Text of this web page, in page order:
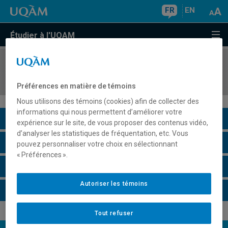
FR EN
Étudier à l'UQAM
COURS//
Description du cours
Horaire - Été 2026
Préférences en matière de témoins
Nous utilisons des témoins (cookies) afin de collecter des
informations qui nous permettent d’améliorer votre
expérience sur le site, de vous proposer des contenus vidéo,
d’analyser les statistiques de fréquentation, etc. Vous
pouvez personnaliser votre choix en sélectionnant
« Préférences ».
Tout refuser
Autoriser les témoins